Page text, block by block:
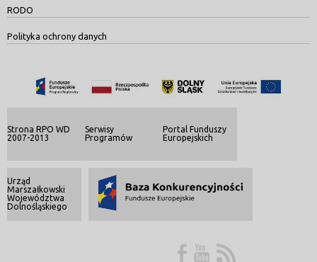
RODO
Polityka ochrony danych
Strona RPO WD
2007-2013
Serwisy
Programów
Portal Funduszy
Europejskich
Urząd
Marszałkowski
Województwa
Dolnośląskiego